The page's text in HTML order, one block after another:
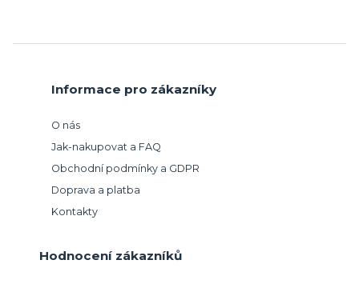
Informace pro zákazníky
O nás
Jak-nakupovat a FAQ
Obchodní podmínky a GDPR
Doprava a platba
Kontakty
Hodnocení zákazníků